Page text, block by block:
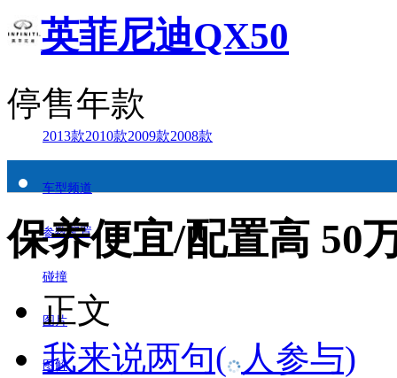
英菲尼迪QX50
停售年款
2013款2010款2009款2008款
车型频道
参数配置
碰撞
图片
图解
保养便宜/配置高 50
正文
我来说两句( 人参与)